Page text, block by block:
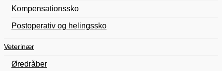
Kompensationssko
Postoperativ og helingssko
Veterinær
Øredråber